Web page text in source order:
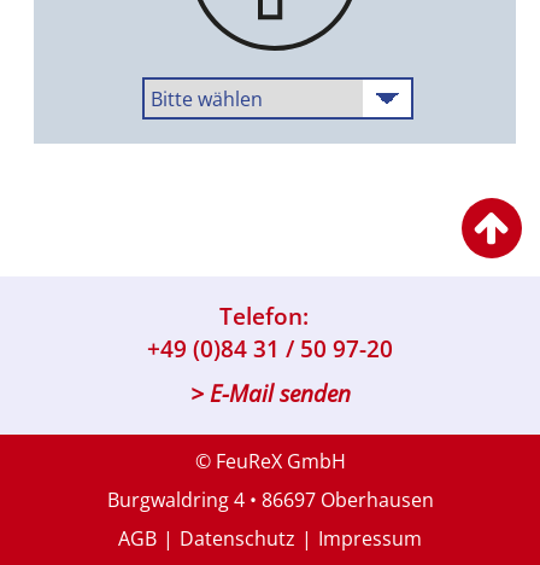
Telefon:
+49 (0)84 31 / 50 97-20
> E-Mail senden
© FeuReX GmbH
Burgwaldring 4 • 86697 Oberhausen
AGB
Datenschutz Impressum